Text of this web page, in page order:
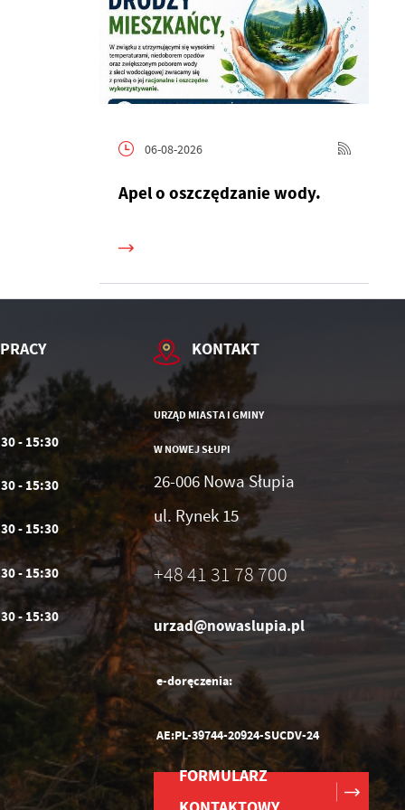
06-08-2026
Apel o oszczędzanie wody.
- 15:30
- 15:30
- 15:30
- 15:30
- 15:30
KONTAKT
URZĄD MIASTA I GMINY
W NOWEJ SŁUPI
26-006 Nowa Słupia
ul. Rynek 15
+48 41 31 78 700
urzad@nowaslupia.pl
e-doręczenia:
AE:PL-39744-20924-SUCDV-24
FORMULARZ